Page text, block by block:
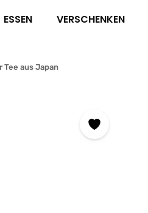
ESSEN VERSCHENKEN
Tee aus Japan